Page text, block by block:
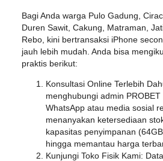
Bagi Anda warga Pulo Gadung,
Duren Sawit, Cakung, Matraman,
Rebo, kini bertransaksi iPhone
jauh lebih mudah. Anda bisa
praktis berikut:
Konsultasi Online Terlebih
menghubungi admin
WhatsApp atau media sosial
menanyakan ketersediaan
kapasitas penyimpanan
hingga memantau harga
Kunjungi Toko Fisik Kami: